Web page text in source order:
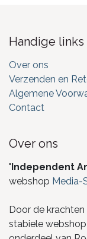
Handige links
Over ons
Verzenden en
Algemene
Contact
Over ons
"Independent
webshop Media-
Door de
stabiele